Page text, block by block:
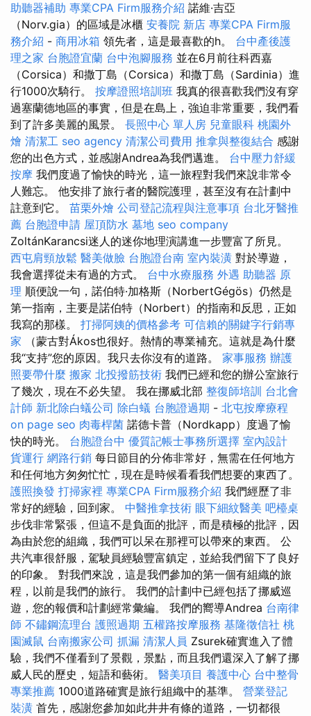
助聽器補助 專業CPA Firm服務介紹 諾維·吉亞
（Norv.gia）的區域是冰櫃 安養院 新店 專業CPA Firm服
務介紹 - 商用冰箱 領先者，這是最喜歡的h。 台中產後護
理之家 台胞證宜蘭 台中泡腳服務 並在6月前往科西嘉
（Corsica）和撒丁島（Corsica）和撒丁島（Sardinia）進
行1000次騎行。 按摩證照培訓班 我真的很喜歡我們沒有穿
過塞蘭德地區的事實，但是在島上，強迫非常重要，我們看
到了許多美麗的風景。 長照中心 單人房 兒童眼科 桃園外
燴 清潔工 seo agency 清潔公司費用 推拿與整復結合 感謝
您的出色方式，並感謝Andrea為我們邁進。 台中壓力舒緩
按摩 我們度過了愉快的時光，這一旅程對我們來說非常令
人難忘。 他安排了旅行者的醫院護理，甚至沒有在計劃中
註意到它。 苗栗外燴 公司登記流程與注意事項 台北牙醫推
薦 台胞證申請 屋頂防水 墓地 seo company
ZoltánKarancsi迷人的迷你地理演講進一步豐富了所見。
西屯肩頸放鬆 醫美做臉 台胞證台南 室內裝潢 對於導遊，
我會選擇從未有過的方式。 台中水療服務 外遇 助聽器 原
理 順便說一句，諾伯特·加格斯（NorbertGégös）仍然是
第一指南，主要是諾伯特（Norbert）的指南和反思，正如
我寫的那樣。 打掃阿姨的價格參考 可信賴的關鍵字行銷專
家 （蒙古對Ákos也很好。熱情的專業補充。這就是為什麼
我“支持”您的原因。我只去你沒有的道路。 家事服務 辦護
照要帶什麼 搬家 北投撥筋技術 我們已經和您的辦公室旅行
了幾次，現在不必失望。 我在挪威北部 整復師培訓 台北會
計師 新北除白蟻公司 除白蟻 台胞證過期 - 北屯按摩療程
on page seo 肉毒桿菌 諾德卡普（Nordkapp）度過了愉
快的時光。 台胞證台中 優質記帳士事務所選擇 室內設計
貨運行 網路行銷 每日節目的分佈非常好，無需在任何地方
和任何地方匆匆忙忙，現在是時候看看我們想要的東西了。
護照換發 打掃家裡 專業CPA Firm服務介紹 我們經歷了非
常好的經驗，回到家。 中醫推拿技術 眼下細紋醫美 吧檯桌
步伐非常緊張，但這不是負面的批評，而是積極的批評，因
為由於您的組織，我們可以呆在那裡可以帶來的東西。 公
共汽車很舒服，駕駛員經驗豐富鎮定，並給我們留下了良好
的印象。 對我們來說，這是我們參加的第一個有組織的旅
程，以前是我們的旅行。 我們的計劃中已經包括了挪威巡
遊，您的報價和計劃經常彙編。 我們的嚮導Andrea 台南律
師 不鏽鋼流理台 護照過期 五權路按摩服務 基隆徵信社 桃
園滅鼠 台南搬家公司 抓漏 清潔人員 Zsurek確實進入了體
驗，我們不僅看到了景觀，景點，而且我們還深入了解了挪
威人民的歷史，短語和藝術。 醫美項目 養護中心 台中整骨
專業推薦 1000道路確實是旅行組織中的基準。 營業登記
裝潢 首先，感謝您參加如此井井有條的道路，一切都很